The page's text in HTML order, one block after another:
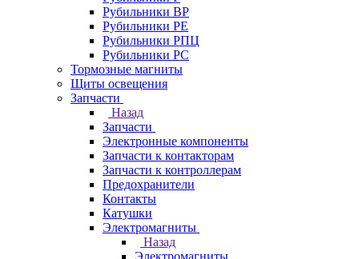
Рубильники ВР
Рубильники РЕ
Рубильники РПЦ
Рубильники РС
Тормозные магниты
Щиты освещения
Запчасти
Назад
Запчасти
Электронные компоненты
Запчасти к контакторам
Запчасти к контроллерам
Предохранители
Контакты
Катушки
Электромагниты
Назад
Электромагниты